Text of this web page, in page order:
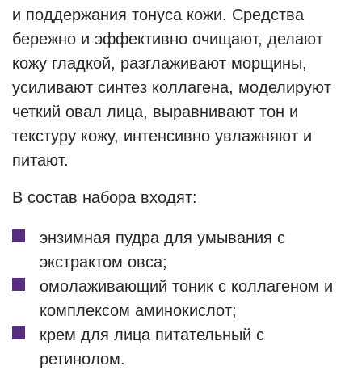
и поддержания тонуса кожи. Средства
бережно и эффективно очищают, делают
кожу гладкой, разглаживают морщины,
усиливают синтез коллагена, моделируют
четкий овал лица, выравнивают тон и
текстуру кожу, интенсивно увлажняют и
питают.
В состав набора входят:
энзимная пудра для умывания с
экстрактом овса;
омолаживающий тоник с коллагеном и
комплексом аминокислот;
крем для лица питательный с
ретинолом.